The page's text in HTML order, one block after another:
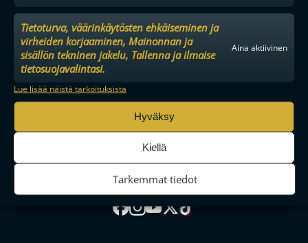
Tietoturva, väärinkäytösten ehkäiseminen ja
virheiden korjaaminen, Mainonnan ja
sisällön tekninen jakelu, Tallenna ja ilmaise
tietosuojavalintasi.
Aina aktiivinen
Lue lisää näistä tarkoituksista
Hyväksy
Kiellä
Tarkemmat tiedot
MAAILMAN VIIHDYTTÄVINTÄ SALIBANDYA
SEURAA MEITÄ SOMESSA